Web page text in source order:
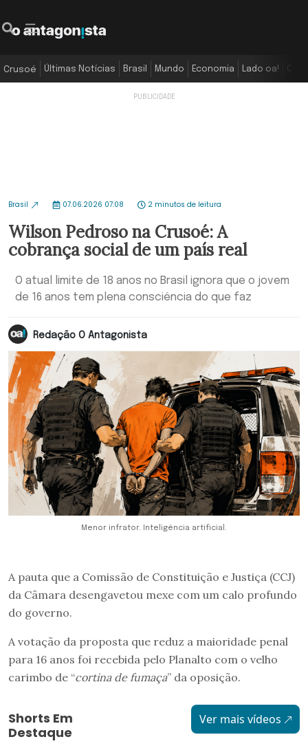
Crusoé Últimas Notícias Brasil Mundo Economia Lado oa!
Brasil 07.06.2026 07:08 2 minutos de leitura
Wilson Pedroso na Crusoé: A
cobrança social de um país real
O atual limite de 18 anos no Brasil ignora que o jovem
de 16 anos tem plena consciência do que faz
Redação O Antagonista
Menor infrator. Inteligência artificial.
A pauta que a Comissão de Constituição e Justiça (CCJ)
da Câmara desengavetou mexe com um calo profundo
do governo.
A votação da proposta que reduz a maioridade penal
para 16 anos foi recebida pelo Planalto com o velho
carimbo de “cortina de fumaça” da oposição.
Shorts Em
Destaque
Ver mais vídeos